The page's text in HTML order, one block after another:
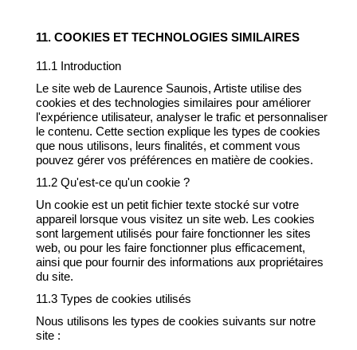
11. COOKIES ET TECHNOLOGIES SIMILAIRES
11.1 Introduction
Le site web de Laurence Saunois, Artiste utilise des
cookies et des technologies similaires pour améliorer
l'expérience utilisateur, analyser le trafic et personnaliser
le contenu. Cette section explique les types de cookies
que nous utilisons, leurs finalités, et comment vous
pouvez gérer vos préférences en matière de cookies.
11.2 Qu'est-ce qu'un cookie ?
Un cookie est un petit fichier texte stocké sur votre
appareil lorsque vous visitez un site web. Les cookies
sont largement utilisés pour faire fonctionner les sites
web, ou pour les faire fonctionner plus efficacement,
ainsi que pour fournir des informations aux propriétaires
du site.
11.3 Types de cookies utilisés
Nous utilisons les types de cookies suivants sur notre
site :